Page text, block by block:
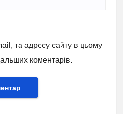
та адресу сайту в цьому
коментарів.